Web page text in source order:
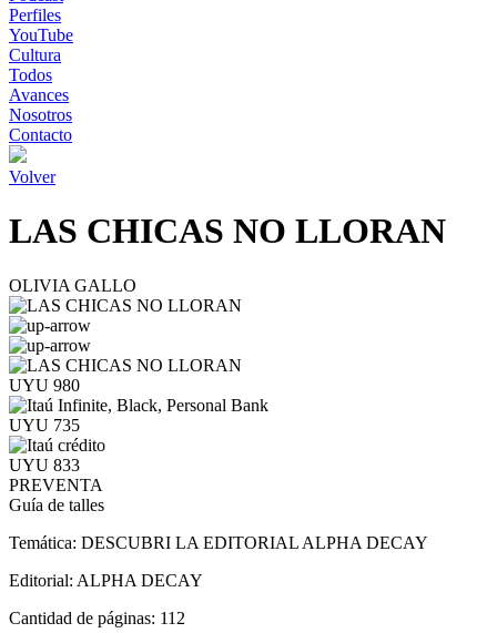
Perfiles
YouTube
Cultura
Todos
Avances
Nosotros
Contacto
Volver
LAS CHICAS NO LLORAN
OLIVIA GALLO
UYU 980
UYU 735
UYU 833
PREVENTA
Guía de talles
Temática: DESCUBRI LA EDITORIAL ALPHA DECAY
Editorial: ALPHA DECAY
Cantidad de páginas: 112